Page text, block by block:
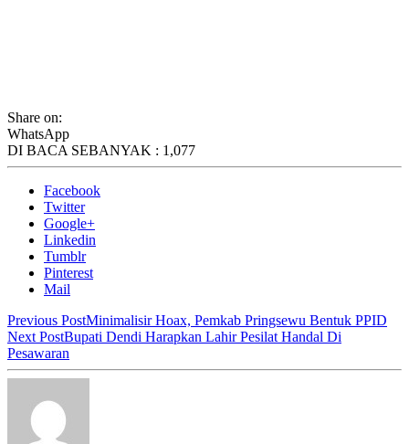
Share on:
WhatsApp
DI BACA SEBANYAK : 1,077
Facebook
Twitter
Google+
Linkedin
Tumblr
Pinterest
Mail
Previous PostMinimalisir Hoax, Pemkab Pringsewu Bentuk PPID
Next PostBupati Dendi Harapkan Lahir Pesilat Handal Di
Pesawaran